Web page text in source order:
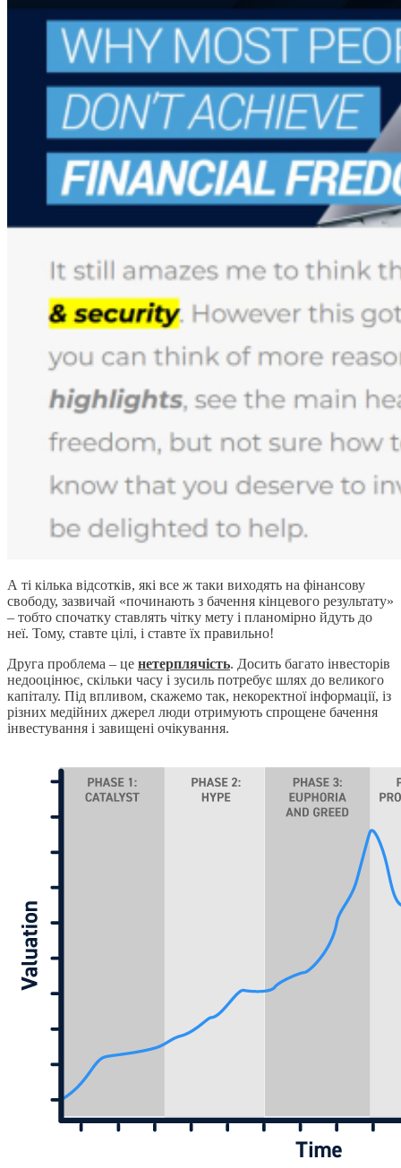
А ті кілька відсотків, які все ж таки виходять на фінансову
свободу, зазвичай «починають з бачення кінцевого результату»
– тобто спочатку ставлять чітку мету і планомірно йдуть до
неї. Тому, ставте цілі, і ставте їх правильно!
Друга проблема – це нетерплячість. Досить багато інвесторів
недооцінює, скільки часу і зусиль потребує шлях до великого
капіталу. Під впливом, скажемо так, некоректної інформації, із
різних медійних джерел люди отримують спрощене бачення
інвестування і завищені очікування.